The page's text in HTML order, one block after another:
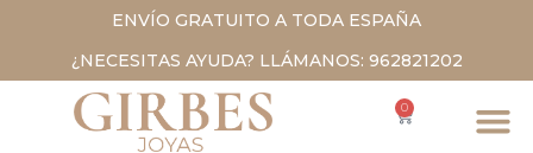
ENVÍO GRATUITO A TODA ESPAÑA
¿NECESITAS AYUDA? LLÁMANOS: 962821202
0